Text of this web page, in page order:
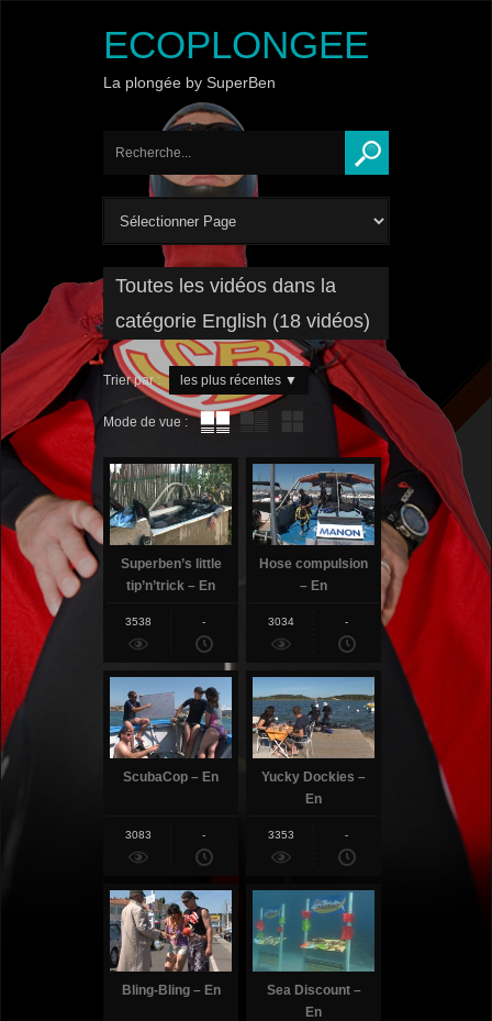
ECOPLONGEE
La plongée by SuperBen
Toutes les vidéos dans la
catégorie English (18 vidéos)
Trier par : les plus récentes ▼
Mode de vue :
Superben’s little
tip’n’trick – En
3538 -
Hose compulsion
– En
3034 -
ScubaCop – En
3083 -
Yucky Dockies –
En
3353 -
Bling-Bling – En
Sea Discount –
En